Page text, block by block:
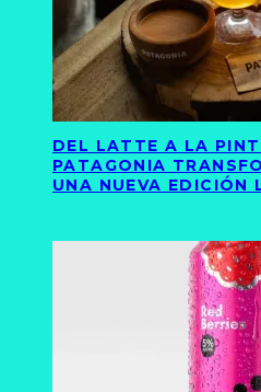
DEL LATTE A LA
PATAGONIA
UNA NUEVA EDICIÓN